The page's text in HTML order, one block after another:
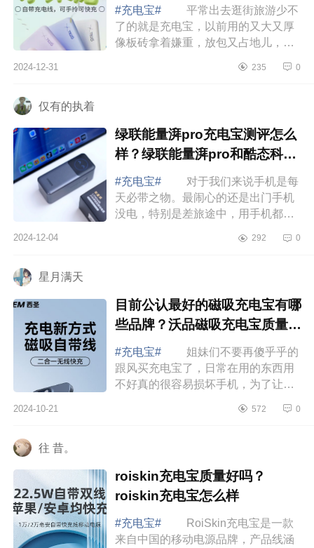
#充电宝#
平常出去逛街旅游少不
了的就是充电宝，以前用的又大又厚
像板砖拿着嫌重，放包又占地儿，最
恼的充电宝，就是Tezo家的这款磁吸
2024-12-31 235 0
仅有的执着
绿联能量湃pro充电宝测评怎么
样？绿联能量湃pro和酷态科15
号怎么选
#充电宝#
对于我们来说手机是每
天必带之物。最闹心的还是出门手机
没电，特别是差旅途中，用手机都小
所以给自己准备这款绿联能量湃Pro，
2024-12-04 292 0
星月满天
目前公认最好的磁吸充电宝有哪
些品牌？沃品磁吸充电宝质量如
何
#充电宝#
姐妹们不要再傻乎乎的
跟风买充电宝了，日常在用的东西用
不好真的很容易损坏手机，为了让各
在用的充电宝，下面小编为大家介绍
2024-10-21 572 0
往 昔。
roiskin充电宝质量好吗？
roiskin充电宝怎么样
#充电宝#
RoiSkin充电宝是一款
来自中国的移动电源品牌，产品线涵